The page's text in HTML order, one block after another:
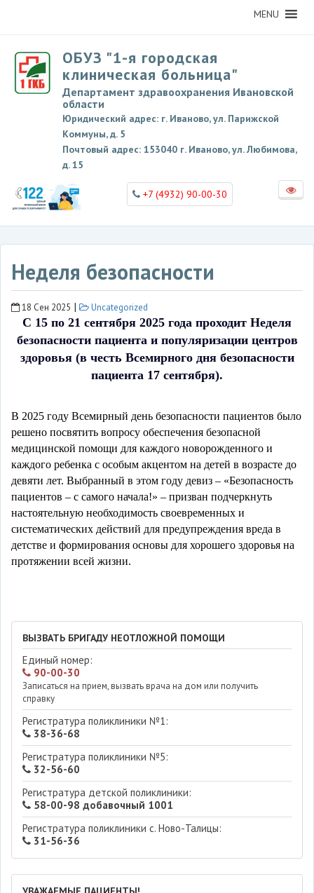
MENU
ОБУЗ "1-я городская
клиническая больница"
Департамент здравоохранения Ивановской
области
Юридический адрес: г. Иваново, ул. Парижской
Коммуны, д. 5
Почтовый адрес: 153040 г. Иваново, ул. Любимова,
д. 15
+7 (4932) 90-00-30
Неделя безопасности
18 Сен 2025 | Uncategorized
С 15 по 21 сентября 2025 года проходит Неделя
безопасности пациента и популяризации центров
здоровья (в честь Всемирного дня безопасности
пациента 17 сентября).
В 2025 году Всемирный день безопасности пациентов было
решено посвятить вопросу обеспечения безопасной
медицинской помощи для каждого новорожденного и
каждого ребенка с особым акцентом на детей в возрасте до
девяти лет. Выбранный в этом году девиз – «Безопасность
пациентов – с самого начала!» – призван подчеркнуть
настоятельную необходимость своевременных и
систематических действий для предупреждения вреда в
детстве и формирования основы для хорошего здоровья на
протяжении всей жизни.
ВЫЗВАТЬ БРИГАДУ НЕОТЛОЖНОЙ ПОМОЩИ
Единый номер:
90-00-30
Записаться на прием, вызвать врача на дом или получить
справку
Регистратура поликлиники №1:
38-36-68
Регистратура поликлиники №5:
32-56-60
Регистратура детской поликлиники:
58-00-98 добавочный 1001
Регистратура поликлиники с. Ново-Талицы:
31-56-36